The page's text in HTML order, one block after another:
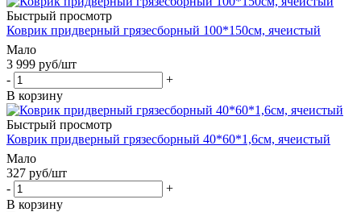
Быстрый просмотр
Коврик придверный грязесборный 100*150см, ячеистый
Мало
3 999 руб/шт
-
+
В корзину
Быстрый просмотр
Коврик придверный грязесборный 40*60*1,6см, ячеистый
Мало
327 руб/шт
-
+
В корзину